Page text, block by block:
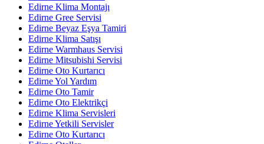
Edirne Klima Montajı
Edirne Gree Servisi
Edirne Beyaz Eşya Tamiri
Edirne Klima Satışı
Edirne Warmhaus Servisi
Edirne Mitsubishi Servisi
Edirne Oto Kurtarıcı
Edirne Yol Yardım
Edirne Oto Tamir
Edirne Oto Elektrikçi
Edirne Klima Servisleri
Edirne Yetkili Servisler
Edirne Oto Kurtarıcı